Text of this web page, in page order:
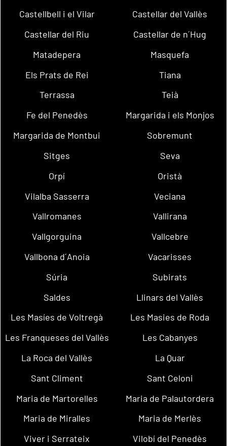
Castellbell i el Vilar
Castellar del Vallès
Castellar del Riu
Castellar de n´Hug
Matadepera
Masquefa
Els Prats de Rei
Tiana
Terrassa
Teià
Fe del Penedès
Margarida i els Monjos
Margarida de Montbui
Sobremunt
Sitges
Seva
Orpí
Oristà
Vilalba Sasserra
Veciana
Vallromanes
Vallirana
Vallgorguina
Vallcebre
Vallbona d´Anoia
Vacarisses
Súria
Subirats
Saldes
Llinars del Vallès
Les Masíes de Voltregà
Les Masies de Roda
Les Franqueses del Vallès
Les Cabanyes
La Roca del Vallès
La Quar
Sant Climent
Sant Celoni
Maria de Martorelles
Maria de Palautordera
Maria de Miralles
Maria de Merlès
Viver i Serrateix
Vilobí del Penedès